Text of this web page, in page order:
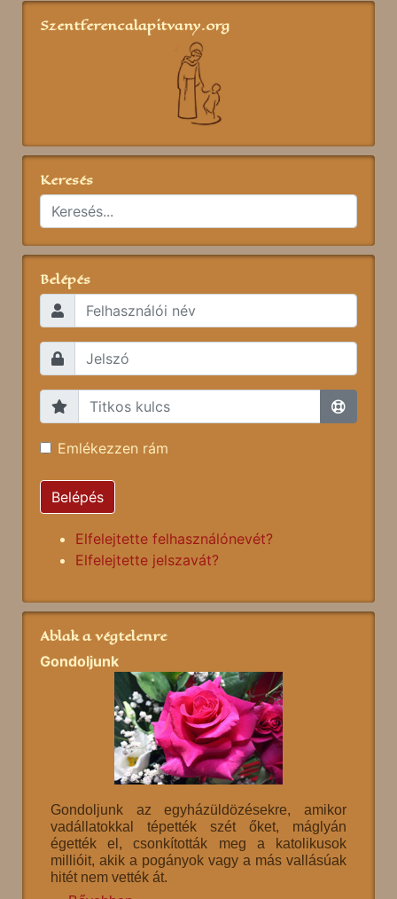
Szentferencalapitvany.org
Keresés
Belépés
Emlékezzen rám
Belépés
Elfelejtette felhasználónevét?
Elfelejtette jelszavát?
Ablak a végtelenre
Gondoljunk
Gondoljunk az egyházüldözésekre, amikor
vadállatokkal tépették szét őket, máglyán
égették el, csonkították meg a katolikusok
millióit, akik a pogányok vagy a más vallásúak
hitét nem vették át.